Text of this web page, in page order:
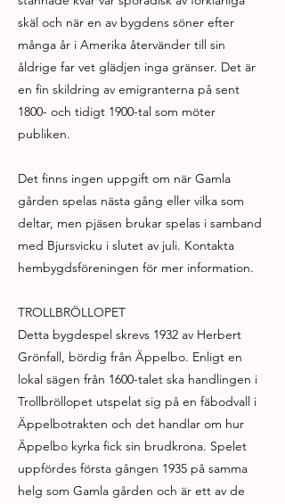
skäl och när en av bygdens söner efter
många år i Amerika återvänder till sin
åldrige far vet glädjen inga gränser. Det är
en fin skildring av emigranterna på sent
1800- och tidigt 1900-tal som möter
publiken.
Det finns ingen uppgift om när Gamla
gården spelas nästa gång eller vilka som
deltar, men pjäsen brukar spelas i samband
med Bjursvicku i slutet av juli. Kontakta
hembygdsföreningen för mer information.
TROLLBRÖLLOPET
Detta bygdespel skrevs 1932 av Herbert
Grönfall, bördig från Äppelbo. Enligt en
lokal sägen från 1600-talet ska handlingen i
Trollbröllopet utspelat sig på en fäbodvall i
Äppelbotrakten och det handlar om hur
Äppelbo kyrka fick sin brudkrona. Spelet
uppfördes första gången 1935 på samma
helg som Gamla gården och är ett av de